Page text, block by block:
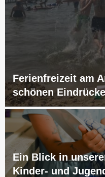
Ferienfreizeit am
schönen
Ein Blick in
Kinder- und